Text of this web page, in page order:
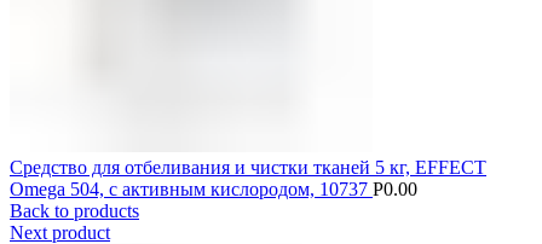
Средство для отбеливания и чистки тканей 5 кг, EFFECT
Omega 504, с активным кислородом, 10737 Р0.00
Back to products
Next product